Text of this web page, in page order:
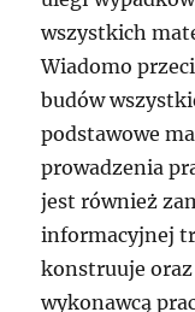
wszystkich
Wiadomo
budów
podstawowe
prowadzenia
jest również
informacyjnej
konstruuje
wykonawcą